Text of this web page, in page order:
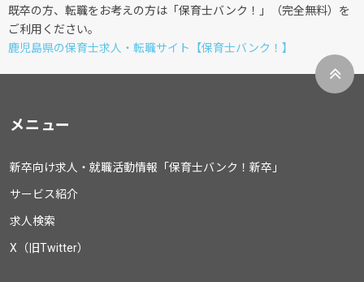
既卒の方、転職をお考えの方は「保育士バンク！」（完全無料）を
ご利用ください。
鹿児島県の保育士求人・転職サイト【保育士バンク！】
メニュー
新卒向け求人・就職活動情報「保育士バンク！新卒」
サービス紹介
求人検索
X（旧Twitter）